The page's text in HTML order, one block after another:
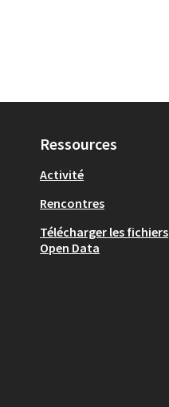
Ressources
Activité
Rencontres
Télécharger les fichiers
Open Data